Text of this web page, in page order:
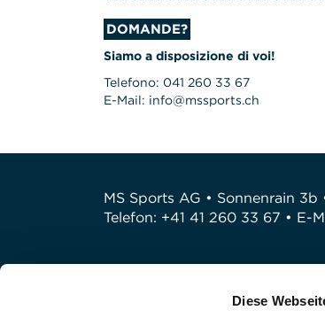
Diese
DOMANDE?
Siamo a disposizione di voi!
Telefono: 041 260 33 67
E-Mail: info@mssports.ch
MS Sports AG • Sonnenrain 3b
Telefon: +41 41 260 33 67 • E-